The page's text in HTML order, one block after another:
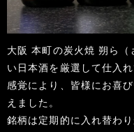
大阪 本町の炭火焼 朔ら（
い日本酒を厳選して仕入
感覚により、皆様にお喜
えました。
銘柄は定期的に入れ替わ